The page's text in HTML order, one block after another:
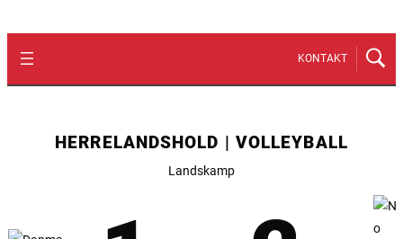
KONTAKT
HERRELANDSHOLD | VOLLEYBALL
Landskamp